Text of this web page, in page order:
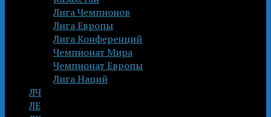
Лига Чемпионов
Лига Европы
Лига Конференций
Чемпионат Мира
Чемпионат Европы
Лига Наций
ЛЧ
ЛЕ